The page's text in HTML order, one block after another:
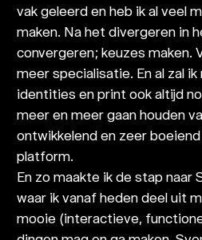
vak geleerd en heb ik al veel
maken. Na het divergeren in
convergeren; keuzes maken.
meer specialisatie. En al zal
identities en print ook altijd
meer en meer gaan houden
ontwikkelend en zeer
platform.
En zo maakte ik de stap naar
waar ik vanaf heden deel uit
mooie (interactieve,